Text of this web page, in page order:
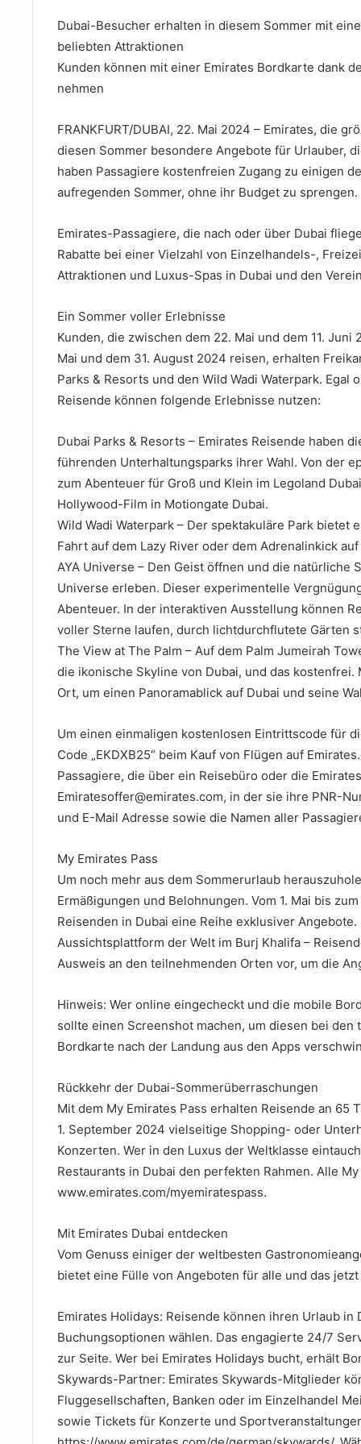
Dubai-Besucher erhalten in diesem Sommer mit
beliebten Attraktionen
Kunden können mit einer Emirates Bordkarte dank
nehmen
FRANKFURT/DUBAI, 22. Mai 2024 – Emirates, die
diesen Sommer besondere Angebote für Urlauber,
haben Passagiere kostenfreien Zugang zu einigen
aufregenden Sommer, ohne ihr Budget zu sprengen.
Emirates-Passagiere, die nach oder über Dubai
Rabatte bei einer Vielzahl von Einzelhandels-,
Attraktionen und Luxus-Spas in Dubai und den
Ein Sommer voller Erlebnisse
Kunden, die zwischen dem 22. Mai und dem 11.
Mai und dem 31. August 2024 reisen, erhalten
Parks & Resorts und den Wild Wadi Waterpark.
Reisende können folgende Erlebnisse nutzen:
Dubai Parks & Resorts – Emirates Reisende haben
führenden Unterhaltungsparks ihrer Wahl. Von der
zum Abenteuer für Groß und Klein im Legoland
Hollywood-Film in Motiongate Dubai.
Wild Wadi Waterpark – Der spektakuläre Park
Fahrt auf dem Lazy River oder dem Adrenalinkick
AYA Universe – Den Geist öffnen und die natürliche
Universe erleben. Dieser experimentelle
Abenteuer. In der interaktiven Ausstellung können
voller Sterne laufen, durch lichtdurchflutete Gärten
The View at The Palm – Auf dem Palm Jumeirah
die ikonische Skyline von Dubai, und das
Ort, um einen Panoramablick auf Dubai und seine
Um einen einmaligen kostenlosen Eintrittscode für
Code „EKDXB25“ beim Kauf von Flügen auf
Passagiere, die über ein Reisebüro oder die
Emiratesoffer@emirates.com, in der sie ihre PNR-
und E-Mail Adresse sowie die Namen aller
My Emirates Pass
Um noch mehr aus dem Sommerurlaub
Ermäßigungen und Belohnungen. Vom 1. Mai bis
Reisenden in Dubai eine Reihe exklusiver
Aussichtsplattform der Welt im Burj Khalifa –
Ausweis an den teilnehmenden Orten vor, um die
Hinweis: Wer online eingecheckt und die mobile
sollte einen Screenshot machen, um diesen bei
Bordkarte nach der Landung aus den Apps
Rückkehr der Dubai-Sommerüberraschungen
Mit dem My Emirates Pass erhalten Reisende an 65
1. September 2024 vielseitige Shopping- oder
Konzerten. Wer in den Luxus der Weltklasse
Restaurants in Dubai den perfekten Rahmen. Alle
www.emirates.com/myemiratespass.
Mit Emirates Dubai entdecken
Vom Genuss einiger der weltbesten
bietet eine Fülle von Angeboten für alle und das
Emirates Holidays: Reisende können ihren Urlaub
Buchungsoptionen wählen. Das engagierte 24/7
zur Seite. Wer bei Emirates Holidays bucht, erhält
Skywards-Partner: Emirates Skywards-Mitglieder
Fluggesellschaften, Banken oder im Einzelhandel
sowie Tickets für Konzerte und